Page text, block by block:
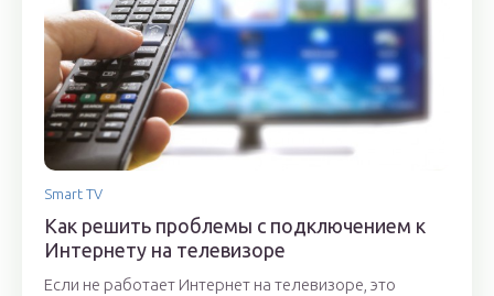
Smart TV
Как решить проблемы с подключением к
Интернету на телевизоре
Если не работает Интернет на телевизоре, это